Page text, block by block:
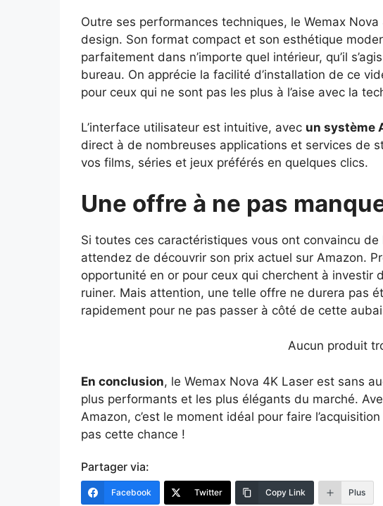
Outre ses performances techniques, le Wemax
design. Son format compact et son esthétique
parfaitement dans n’importe quel intérieur, qu’il
bureau. On apprécie la facilité d’installation de ce
pour ceux qui ne sont pas les plus à l’aise avec la
L’interface utilisateur est intuitive, avec un système
direct à de nombreuses applications et services de
vos films, séries et jeux préférés en quelques clics.
Une offre à ne pas
Si toutes ces caractéristiques vous ont convaincu
attendez de découvrir son prix actuel sur Amazon.
opportunité en or pour ceux qui cherchent à investir
ruiner. Mais attention, une telle offre ne durera pas
rapidement pour ne pas passer à côté de cette
Aucun produit
En conclusion, le Wemax Nova 4K Laser est sans
plus performants et les plus élégants du marché.
Amazon, c’est le moment idéal pour faire
pas cette chance !
Partager via:
Facebook Twitter Copy Link Plus